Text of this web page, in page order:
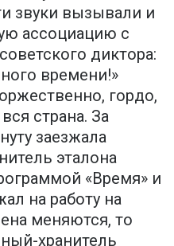
звуки вызывали и
ассоциацию с
диктора:
времени!»
гордо,
страна. За
заезжала
эталона
«Время» и
на работу на
меняются, то
хранитель